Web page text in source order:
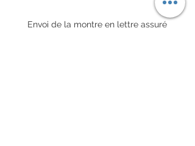
Envoi de la montre en lettre assuré